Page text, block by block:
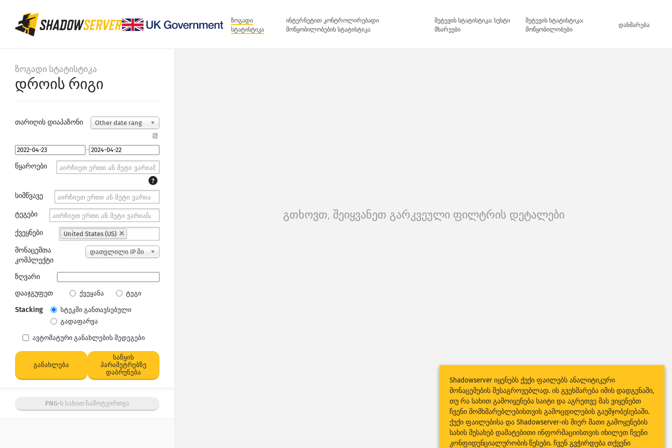
ზოგადი
სტატისტიკა
ინტერნეტით კონტროლირებადი
მოწყობილობების სტატისტიკა
შეტევის სტატისტიკა: სუსტი
მხარეები
შეტევის სტატისტიკა:
მოწყობილობები
დახმარება
ზოგადი სტატისტიკა
დროის რიგი
თარიღის დიაპაზონი
Other date rang
📆
–
წყაროები
?
სიმწვავე
ტეგები
ქვეყნები United States (US)
მონაცემთა
კომპლექტი
დათვლილი IP მი
ზღვარი
დააჯგუფეთ
ქვეყანა ტეგი
Stacking
სტეკში განთავსებული
გადაფარვა
ავტომატური განახლების შედეგები
განახლება
საწყის
პარამეტრებზე
დაბრუნება
PNG-ს სახით ჩამოტვირთვა
გთხოვთ, შეიყვანეთ გარკვეული ფილტრის დეტალები
Shadowserver იყენებს ქუქი ფაილებს ანალიტიკური
მონაცემების შესაგროვებლად. ის გვეხმარება იმის დადგენაში,
თუ რა სახით გამოიყენება საიტი და აგრეთვე მას ვიყენებთ
ჩვენი მომხმარებლებისთვის გამოცდილების გაუმჯობესებაში.
ქუქი ფაილებისა და Shadowserver-ის მიერ მათი გამოყენების
სახის შესახებ დამატებითი ინფორმაციისთვის იხილეთ ჩვენი
კონფიდენციალურობის წესები. ჩვენ გვჭირდება თქვენი